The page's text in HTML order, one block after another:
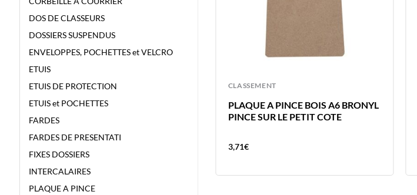
DOS DE CLASSEURS
DOSSIERS SUSPENDUS
ENVELOPPES, POCHETTES et VELCRO
ETUIS
ETUIS DE PROTECTION
ETUIS et POCHETTES
FARDES
FARDES DE PRESENTATI
FIXES DOSSIERS
INTERCALAIRES
PLAQUE A PINCE
CLASSEMENT
PLAQUE A PINCE BOIS A6 BRONYL
PINCE SUR LE PETIT COTE
3,71€
CLASSEMENT
ETUIS ADHESIFS BRONYL
95X60MM POUR CARTES DE
5X2 CARTES